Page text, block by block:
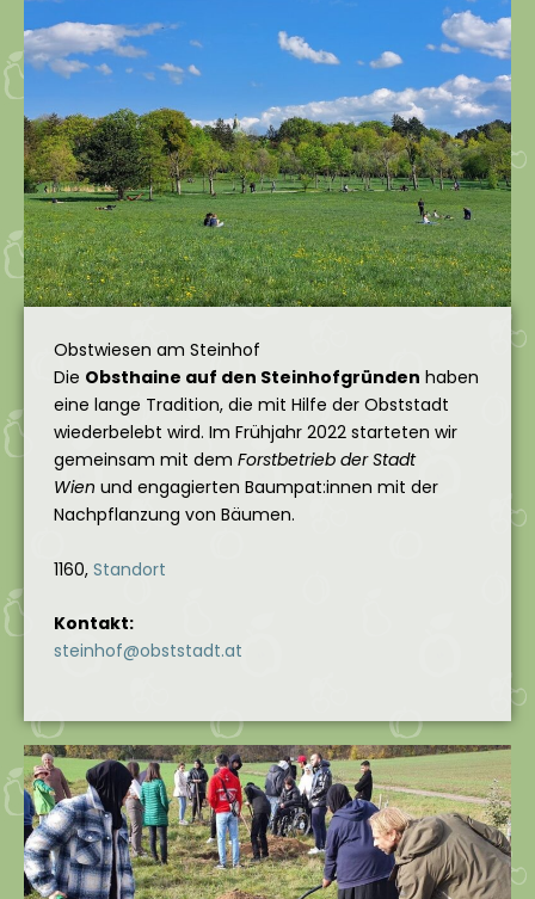
Obstwiesen am Steinhof
Die Obsthaine auf den Steinhofgründen haben
eine lange Tradition, die mit Hilfe der Obststadt
wiederbelebt wird. Im Frühjahr 2022 starteten wir
gemeinsam mit dem Forstbetrieb der Stadt
Wien und engagierten Baumpat:innen mit der
Nachpflanzung von Bäumen.
1160, Standort
Kontakt:
steinhof@obststadt.at